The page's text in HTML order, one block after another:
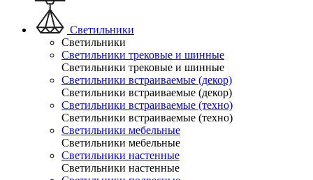
Светильники
Светильники
Светильники трековые и шинные
Светильники трековые и шинные
Светильники встраиваемые (декор)
Светильники встраиваемые (декор)
Светильники встраиваемые (техно)
Светильники встраиваемые (техно)
Светильники мебельные
Светильники мебельные
Светильники настенные
Светильники настенные